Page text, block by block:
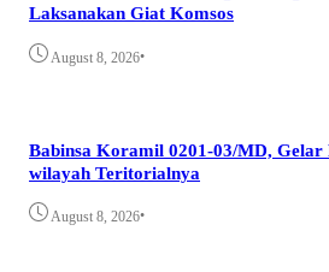
Laksanakan Giat Komsos
August 8, 2026•
Babinsa Koramil 0201-03/MD,
wilayah Teritorialnya
August 8, 2026•